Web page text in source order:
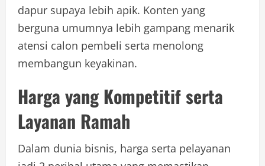
dapur supaya lebih apik. Konten yang
berguna umumnya lebih gampang menarik
atensi calon pembeli serta menolong
membangun keyakinan.
Harga yang Kompetitif serta
Layanan Ramah
Dalam dunia bisnis, harga serta pelayanan